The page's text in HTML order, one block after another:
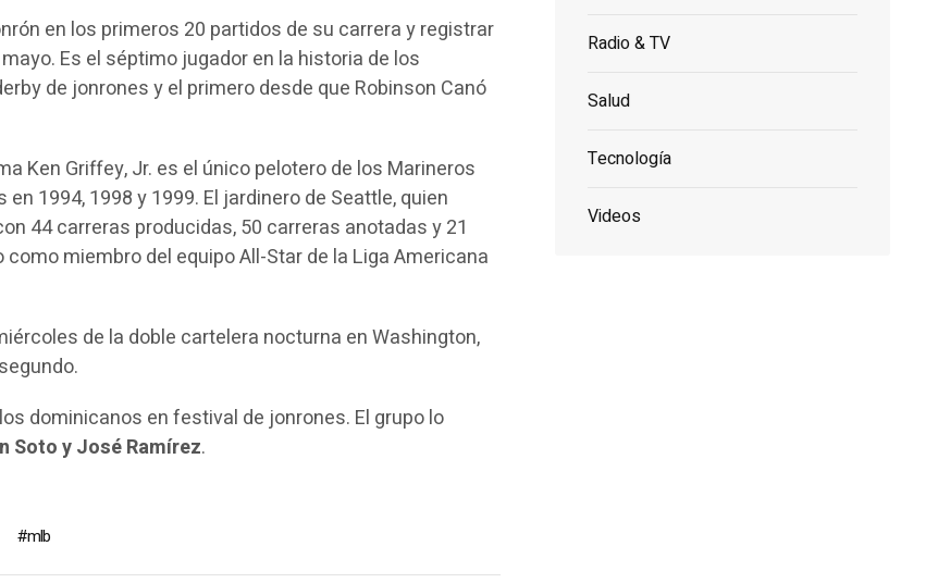
en los primeros 20 partidos de su carrera y registrar
Es el séptimo jugador en la historia de los
de jonrones y el primero desde que Robinson Canó
Ken Griffey, Jr. es el único pelotero de los Marineros
1994, 1998 y 1999. El jardinero de Seattle, quien
44 carreras producidas, 50 carreras anotadas y 21
miembro del equipo All-Star de la Liga Americana
de la doble cartelera nocturna en Washington,
dominicanos en festival de jonrones. El grupo lo
Soto y José Ramírez.
mlb
Radio & TV
Salud
Tecnología
Videos